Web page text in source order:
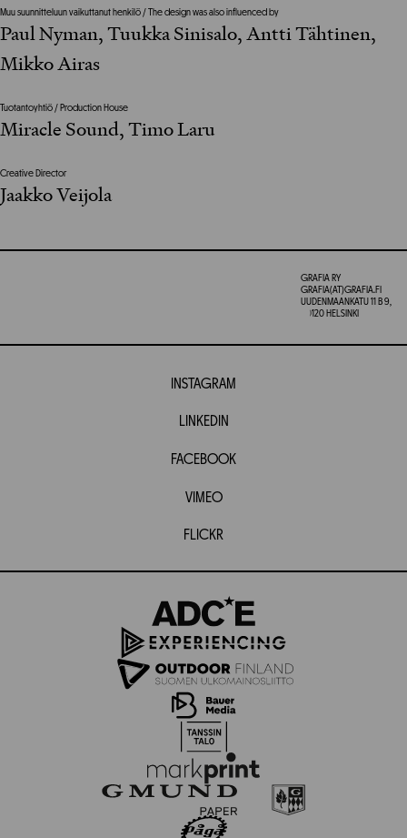
Muu suunnitteluun vaikuttanut henkilö / The design was also influenced by
Paul Nyman, Tuukka Sinisalo, Antti Tähtinen,
Mikko Airas
Tuotantoyhtiö / Production House
Miracle Sound, Timo Laru
Creative Director
Jaakko Veijola
GRAFIA RY
GRAFIA(AT)GRAFIA.FI
UUDENMAANKATU 11 B 9,
00120 HELSINKI
INSTAGRAM
LINKEDIN
FACEBOOK
VIMEO
FLICKR